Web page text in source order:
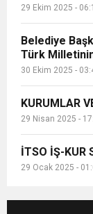
29 Ekim 2025 -
Belediye
Türk
30 Ekim 2025 -
KURUMLAR
29 Nisan 2025 -
İTSO İŞ-KUR
29 Ocak 2025 -